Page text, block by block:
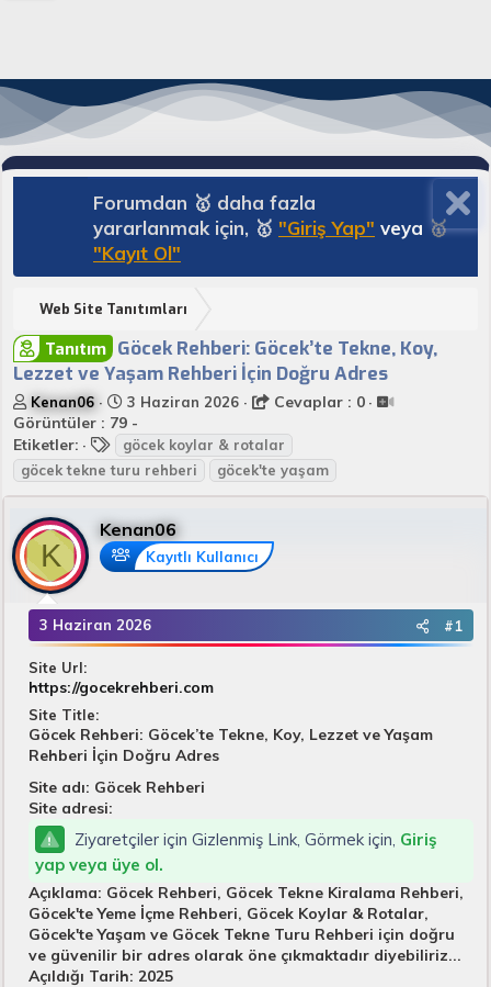
Forumdan 🥇 daha fazla
yararlanmak için, 🥇 "Giriş Yap" veya 🥇
"Kayıt Ol"
Web Site Tanıtımları
Tanıtım Göcek Rehberi: Göcek’te Tekne, Koy,
Lezzet ve Yaşam Rehberi İçin Doğru Adres
K
o
n
u
y
B
a
ş
l
a
a
n
Kenan06
B
a
ş
l
a
g
ı
ç
a
r
i
i
3 Haziran 2026
Cevaplar : 0
Görüntüler : 79 -
Etiketler:
E
t
i
e
t
l
r
göcek koylar & rotalar
göcek tekne turu rehberi
göcek'te yaşam
K
Kenan06
Kayıtlı Kullanıcı
3 Haziran 2026 #1
Site Url
https://gocekrehberi.com
Site Title
Göcek Rehberi: Göcek’te Tekne, Koy, Lezzet ve Yaşam
Rehberi İçin Doğru Adres
Site adı: Göcek Rehberi
Site adresi:
Ziyaretçiler için Gizlenmiş Link, Görmek için, Giriş
yap veya üye ol.
Açıklama: Göcek Rehberi, Göcek Tekne Kiralama Rehberi,
Göcek'te Yeme İçme Rehberi, Göcek Koylar & Rotalar,
Göcek'te Yaşam ve Göcek Tekne Turu Rehberi için doğru
ve güvenilir bir adres olarak öne çıkmaktadır diyebiliriz...
Açıldığı Tarih: 2025